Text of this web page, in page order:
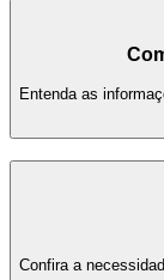
Entenda as
Confira a